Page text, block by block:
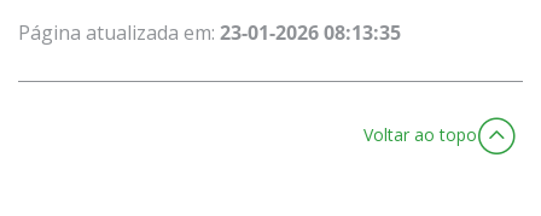
Página atualizada em: 23-01-2026 08:13:35
Voltar ao topo